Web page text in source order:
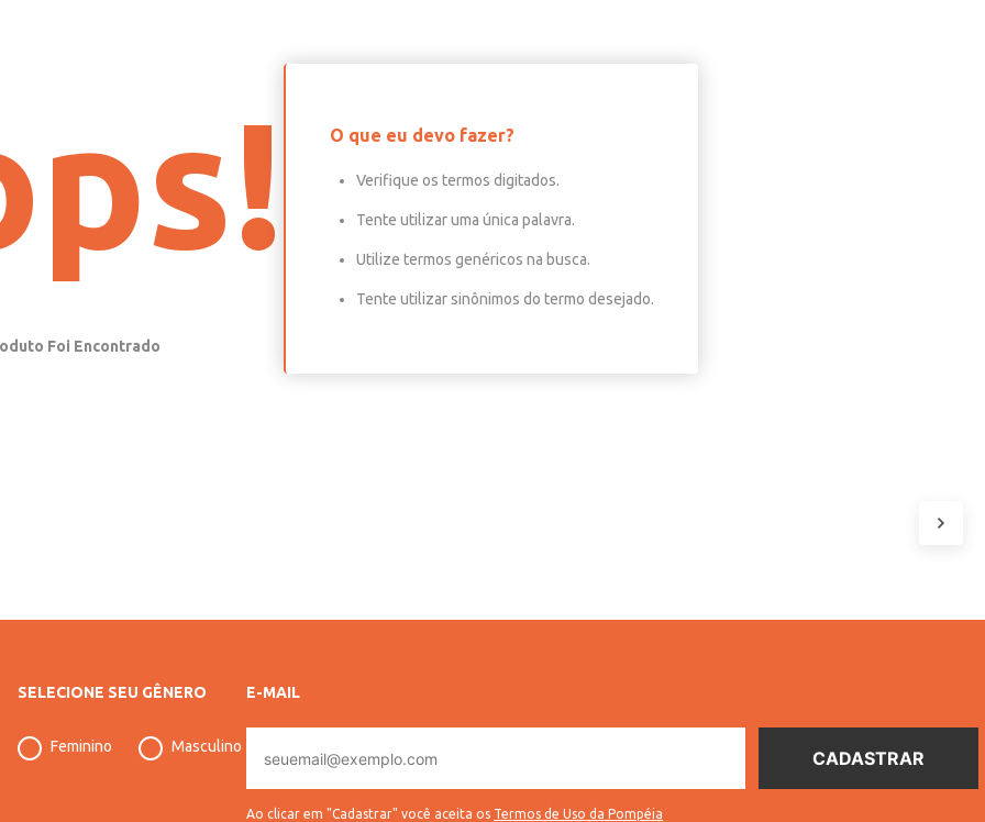
O que eu devo fazer?
Verifique os termos digitados.
Tente utilizar uma única palavra.
Utilize termos genéricos na busca.
Tente utilizar sinônimos do termo desejado.
SELECIONE SEU GÊNERO
Feminino Masculino
E-MAIL
mail
Ao clicar em "Cadastrar" você aceita os Termos de Uso da Pompéia